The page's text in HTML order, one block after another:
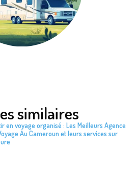
similaires
en voyage organisé : Les Meilleurs Agence
Au Cameroun et leurs services sur